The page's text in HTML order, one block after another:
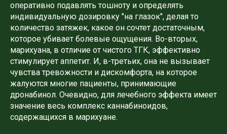
оперативно подавлять тошноту и определять
индивидуальную дозировку "на глазок", делая то
количество затяжек, какое он сочтет достаточным,
которое убивает болевые ощущения. Во-вторых,
марихуана, в отличие от чистого ТГК, эффективно
стимулирует аппетит. И, в-третьих, она не вызывает
чувства тревожности и дискомфорта, на которое
жалуются многие пациенты, принимающие
дронабинол. Очевидно, для лечебного эффекта имеет
значение весь комплекс каннабиноидов,
содержащихся в марихуане.